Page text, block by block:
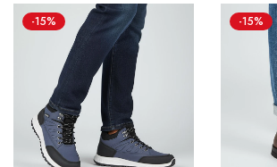
-15% -15%